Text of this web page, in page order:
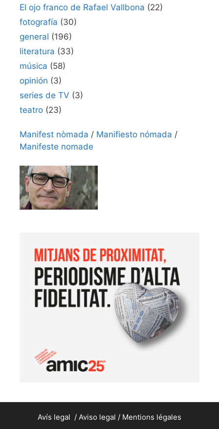
El ojo franco de Rafael Vallbona (22)
fotografía (30)
general (196)
literatura (33)
música (58)
opinión (3)
series de TV (3)
teatro (23)
Manifest nòmada / Manifiesto nómada /
Manifeste nomade
Avís legal / Aviso legal / Mentions légales